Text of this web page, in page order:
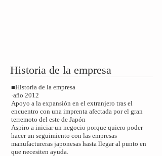
​Historia de la empresa
■Historia de la empresa
·año 2012
Apoyo a la expansión en el extranjero tras el
encuentro con una imprenta afectada por el gran
terremoto del este de Japón
Aspiro a iniciar un negocio porque quiero poder
hacer un seguimiento con las empresas
manufactureras japonesas hasta llegar al punto en
que necesiten ayuda.